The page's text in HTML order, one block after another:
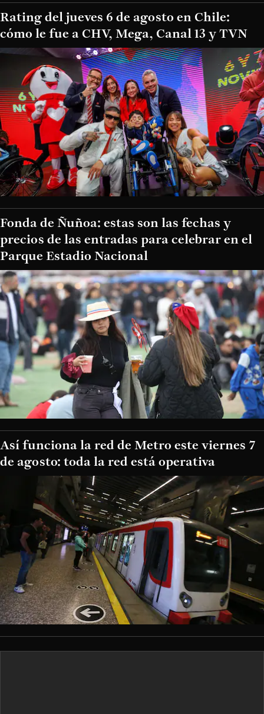
Rating del jueves 6 de agosto en Chile:
cómo le fue a CHV, Mega, Canal 13 y TVN
Fonda de Ñuñoa: estas son las fechas y
precios de las entradas para celebrar en el
Parque Estadio Nacional
Así funciona la red de Metro este viernes 7
de agosto: toda la red está operativa